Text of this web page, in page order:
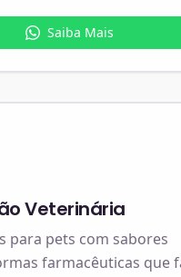
Saiba Mais
Veterinária
para pets com sabores
farmacêuticas que